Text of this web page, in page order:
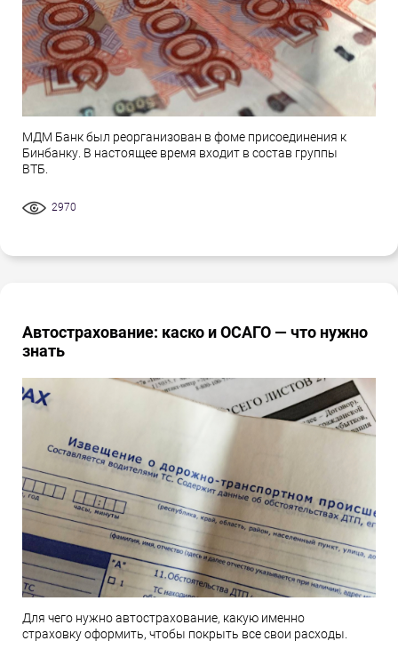
МДМ Банк был реорганизован в фоме присоединения к
Бинбанку. В настоящее время входит в состав группы
ВТБ.
2970
Автострахование: каско и ОСАГО — что нужно
знать
Для чего нужно автострахование, какую именно
страховку оформить, чтобы покрыть все свои расходы.